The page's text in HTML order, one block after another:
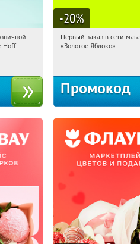
Hoff
-20%
07:06:35
Первый заказ в сети
«Золотое Яблоко»
Промокод